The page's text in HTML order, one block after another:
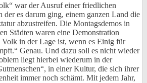
war der Ausruf einer friedlichen
der es darum ging, einem ganzen Land die
abzustreifen. Die Montagsdemos in
Städten waren eine Demonstration
Volk in der Lage ist, wenn es Einig für
Genau. Und dazu soll es nicht wieder
liegt hierbei wiederum in der
in einer Kultur, die sich ihrer
immer noch schämt. Mit jedem Jahr,